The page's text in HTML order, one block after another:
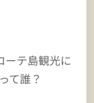
ーテ島観光に
て誰？